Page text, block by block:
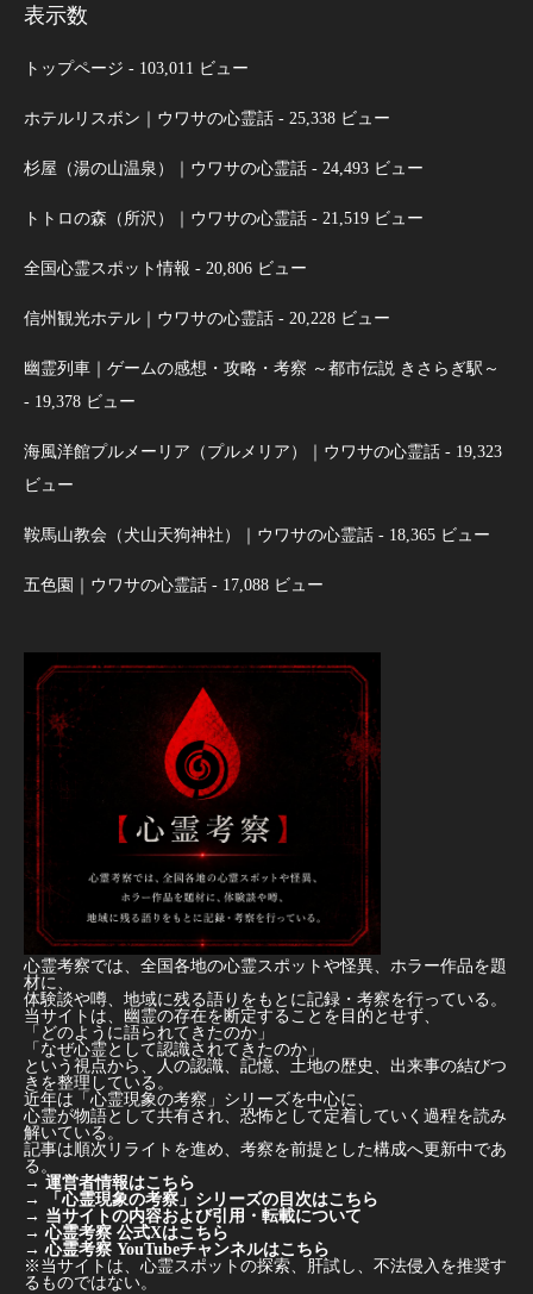
表示数
トップページ - 103,011 ビュー
ホテルリスボン｜ウワサの心霊話 - 25,338 ビュー
杉屋（湯の山温泉）｜ウワサの心霊話 - 24,493 ビュー
トトロの森（所沢）｜ウワサの心霊話 - 21,519 ビュー
全国心霊スポット情報 - 20,806 ビュー
信州観光ホテル｜ウワサの心霊話 - 20,228 ビュー
幽霊列車｜ゲームの感想・攻略・考察 ～都市伝説 きさらぎ駅～
- 19,378 ビュー
海風洋館プルメーリア（プルメリア）｜ウワサの心霊話 - 19,323
ビュー
鞍馬山教会（犬山天狗神社）｜ウワサの心霊話 - 18,365 ビュー
五色園｜ウワサの心霊話 - 17,088 ビュー
心霊考察では、全国各地の心霊スポットや怪異、ホラー作品を題
材に、
体験談や噂、地域に残る語りをもとに記録・考察を行っている。
当サイトは、幽霊の存在を断定することを目的とせず、
「どのように語られてきたのか」
「なぜ心霊として認識されてきたのか」
という視点から、人の認識、記憶、土地の歴史、出来事の結びつ
きを整理している。
近年は「心霊現象の考察」シリーズを中心に、
心霊が物語として共有され、恐怖として定着していく過程を読み
解いている。
記事は順次リライトを進め、考察を前提とした構成へ更新中であ
る。
→ 運営者情報はこちら
→
「心霊現象の考察」シリーズの目次はこちら
→ 当サイトの内容および引用・転載について
→ 心霊考察 公式Xはこちら
→ 心霊考察 YouTubeチャンネルはこちら
※当サイトは、心霊スポットの探索、肝試し、不法侵入を推奨す
るものではない。